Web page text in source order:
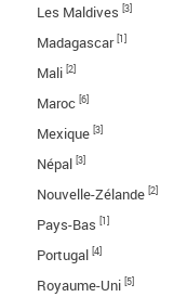
Les Maldives [3]
Madagascar [1]
Mali [2]
Maroc [6]
Mexique [3]
Népal [3]
Nouvelle-Zélande [2]
Pays-Bas [1]
Portugal [4]
Royaume-Uni [5]